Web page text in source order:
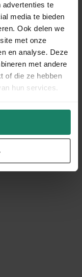
advertenties te
media te bieden
Ook delen we
met onze
en analyse. Deze
met andere
of die ze hebben
hun services.